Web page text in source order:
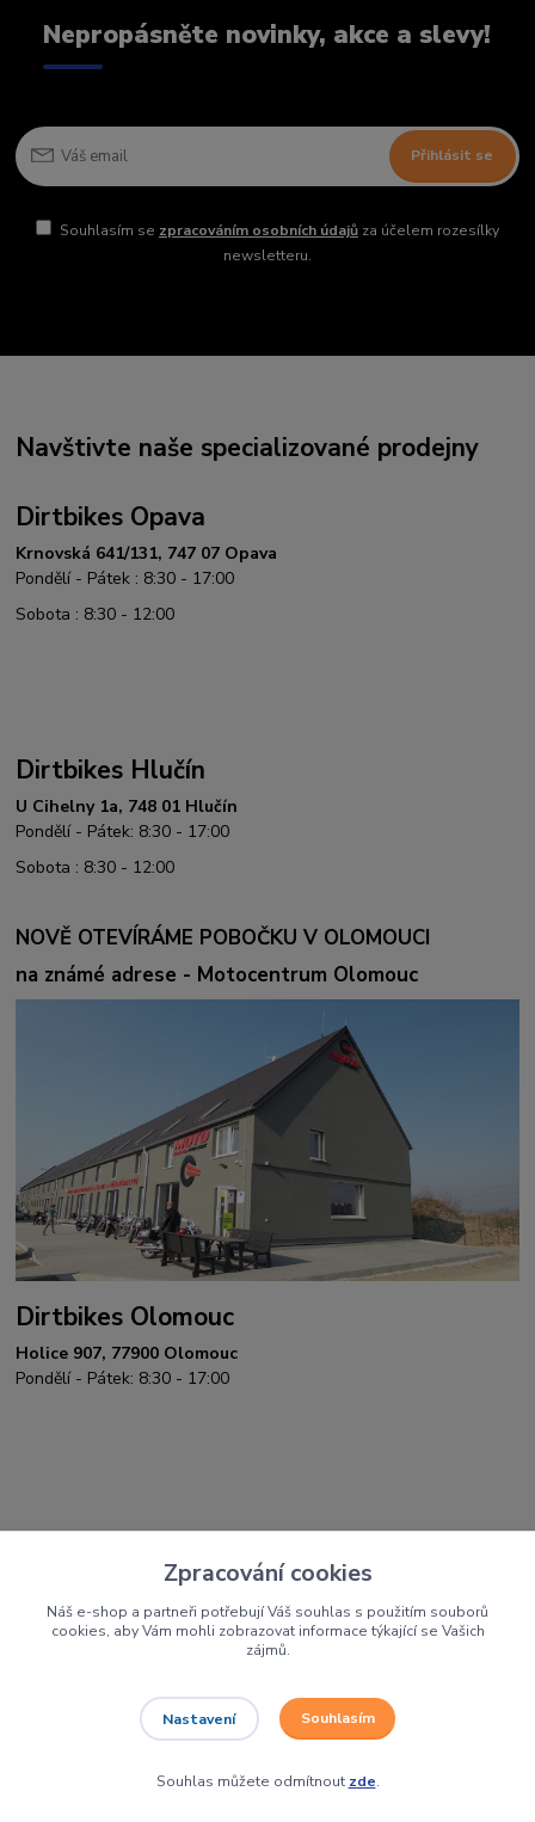
Nepropásněte novinky, akce a slevy!
Přihlásit se
Souhlasím se zpracováním osobních údajůza účelem rozesílky
newsletteru.
Navštivte naše specializované prodejny
Dirtbikes Opava
Krnovská 641/131, 747 07 Opava
Pondělí - Pátek : 8:30 - 17:00
Sobota : 8:30 - 12:00
Dirtbikes Hlučín
U Cihelny 1a, 748 01 Hlučín
Pondělí - Pátek: 8:30 - 17:00
Sobota : 8:30 - 12:00
NOVĚ OTEVÍRÁME POBOČKU V OLOMOUCI
na známé adrese - Motocentrum Olomouc
Dirtbikes Olomouc
Holice 907, 77900 Olomouc
Pondělí - Pátek: 8:30 - 17:00
Jsme autorizovaní prodejci a servis těchto
značek
Zpracování cookies
Náš e-shop a partneři potřebují Váš souhlas s použitím souborů
cookies, aby Vám mohli zobrazovat informace týkající se Vašich
zájmů.
Nastavení Souhlasím
Souhlas můžete odmítnout zde.